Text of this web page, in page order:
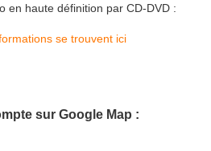
en haute définition par CD-DVD :
se trouvent ici
sur Google Map :